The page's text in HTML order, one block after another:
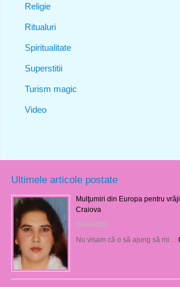
Religie
Ritualuri
Spiritualitate
Superstitii
Turism magic
Video
Ultimele articole postate
Mulţumiri din Europa pentru
Craiova
09/08/2026
Nu visam că o să ajung să mi …